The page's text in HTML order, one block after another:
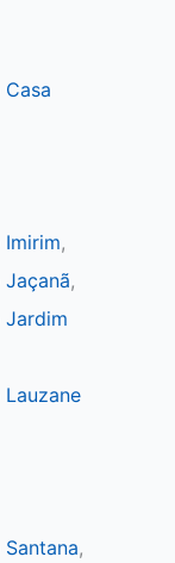
Casa
Imirim,
Jaçanã,
Jardim
Lauzane
Santana,